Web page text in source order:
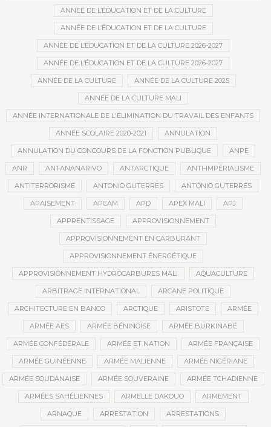
ANNÉE DE L’ÉDUCATION ET DE LA CULTURE
ANNÉE DE L’ÉDUCATION ET DE LA CULTURE
ANNÉE DE L’ÉDUCATION ET DE LA CULTURE 2026-2027
ANNÉE DE L’ÉDUCATION ET DE LA CULTURE 2026-2027
ANNÉE DE LA CULTURE ANNÉE DE LA CULTURE 2025
ANNÉE DE LA CULTURE MALI
ANNÉE INTERNATIONALE DE L'ÉLIMINATION DU TRAVAIL DES ENFANTS
ANNÉE SCOLAIRE 2020-2021 ANNULATION
ANNULATION DU CONCOURS DE LA FONCTION PUBLIQUE ANPE
ANR ANTANANARIVO ANTARCTIQUE ANTI-IMPÉRIALISME
ANTITERRORISME ANTONIO GUTERRES ANTÓNIO GUTERRES
APAISEMENT APCAM APD APEX MALI APJ
APPRENTISSAGE APPROVISIONNEMENT
APPROVISIONNEMENT EN CARBURANT
APPROVISIONNEMENT ÉNERGÉTIQUE
APPROVISIONNEMENT HYDROCARBURES MALI AQUACULTURE
ARBITRAGE INTERNATIONAL ARCANE POLITIQUE
ARCHITECTURE EN BANCO ARCTIQUE ARISTOTE ARMÉE
ARMÉE AES ARMÉE BÉNINOISE ARMÉE BURKINABÉ
ARMÉE CONFÉDÉRALE ARMÉE ET NATION ARMÉE FRANÇAISE
ARMÉE GUINÉENNE ARMÉE MALIENNE ARMÉE NIGÉRIANE
ARMÉE SOUDANAISE ARMÉE SOUVERAINE ARMÉE TCHADIENNE
ARMÉES SAHÉLIENNES ARMELLE DAKOUO ARMEMENT
ARNAQUE ARRESTATION ARRESTATIONS